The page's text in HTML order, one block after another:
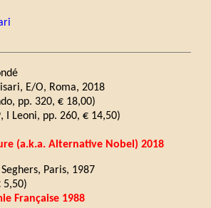
E/O, Roma, 2018
pp. 320, € 18,00)
I Leoni, pp. 260, € 14,50)
(a.k.a. Alternative Nobel) 2018
Seghers, Paris, 1987
5,50)
Française 1988